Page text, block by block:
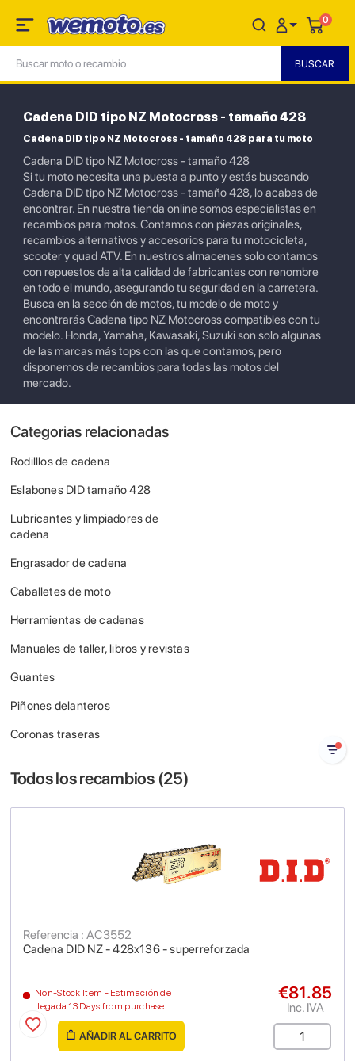
0
Cadena DID tipo NZ Motocross - tamaño 428
Cadena DID tipo NZ Motocross - tamaño 428 para tu moto
Cadena DID tipo NZ Motocross - tamaño 428
Si tu moto necesita una puesta a punto y estás buscando
Cadena DID tipo NZ Motocross - tamaño 428, lo acabas de
encontrar. En nuestra tienda online somos especialistas en
recambios para motos. Contamos con piezas originales,
recambios alternativos y accesorios para tu motocicleta,
scooter y quad ATV. En nuestros almacenes solo contamos
con repuestos de alta calidad de fabricantes con renombre
en todo el mundo, asegurando tu seguridad en la carretera.
Busca en la sección de motos, tu modelo de moto y
encontrarás Cadena tipo NZ Motocross compatibles con tu
modelo. Honda, Yamaha, Kawasaki, Suzuki son solo algunas
de las marcas más tops con las que contamos, pero
disponemos de recambios para todas las motos del
mercado.
Categorias relacionadas
Rodilllos de cadena
Eslabones DID tamaño 428
Lubricantes y limpiadores de
cadena
Engrasador de cadena
Caballetes de moto
Herramientas de cadenas
Manuales de taller, libros y revistas
Guantes
Piñones delanteros
Coronas traseras
Todos los recambios (25)
Cadena DID NZ - 428x136 - superreforzada
Referencia : AC3552
Non-Stock Item - Estimación de
llegada 13 Days from purchase
€81.85
Inc. IVA
AÑADIR AL CARRITO